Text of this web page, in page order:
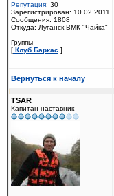
Репутация: 30
Зарегистрирован: 10.02.2011
Сообщения: 1808
Откуда: Луганск ВМК "Чайка"
Группы
[ Клуб Баркас ]
Вернуться к началу
TSAR
Капитан наставник